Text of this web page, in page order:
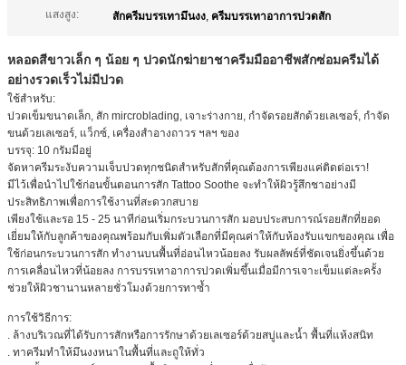
แสงสูง:
สักครีมบรรเทามึนงง, ครีมบรรเทาอาการปวดสัก
หลอดสีขาวเล็ก ๆ น้อย ๆ ปวดนักฆ่ายาชาครีมมืออาชีพสักซ่อมครีมได้
อย่างรวดเร็วไม่มีปวด
ใช้สำหรับ:
ปวดเข็มขนาดเล็ก, สัก mircroblading, เจาะร่างกาย, กำจัดรอยสักด้วยเลเซอร์, กำจัด
ขนด้วยเลเซอร์, แว็กซ์, เครื่องสำอางถาวร ฯลฯ ของ
บรรจุ: 10 กรัมมีอยู่
จัดหาครีมระงับความเจ็บปวดทุกชนิดสำหรับสักที่คุณต้องการเพียงแค่ติดต่อเรา!
มีไว้เพื่อนำไปใช้ก่อนขั้นตอนการสัก Tattoo Soothe จะทำให้ผิวรู้สึกชาอย่างมี
ประสิทธิภาพเพื่อการใช้งานที่สะดวกสบาย
เพียงใช้และรอ 15 - 25 นาทีก่อนเริ่มกระบวนการสัก มอบประสบการณ์รอยสักที่ยอด
เยี่ยมให้กับลูกค้าของคุณพร้อมกับเพิ่มตัวเลือกที่มีคุณค่าให้กับห้องรับแขกของคุณ เพื่อ
ใช้ก่อนกระบวนการสัก ทำงานบนพื้นที่อ่อนไหวน้อยลง รับผลลัพธ์ที่ชัดเจนยิ่งขึ้นด้วย
การเคลื่อนไหวที่น้อยลง การบรรเทาอาการปวดเพิ่มขึ้นเมื่อมีการเจาะเข็มแต่ละครั้ง
ช่วยให้ผิวชานานหลายชั่วโมงด้วยการทาซ้ำ
การใช้วิธีการ:
. ล้างบริเวณที่ได้รับการสักหรือการรักษาด้วยเลเซอร์ด้วยสบู่และน้ำ พื้นที่แห้งสนิท
. ทาครีมทำให้มึนงงหนาในพื้นที่และถูให้ทั่ว